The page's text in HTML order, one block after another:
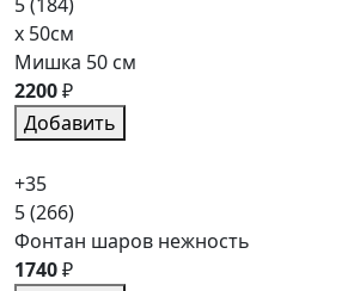
x 50см
Мишка 50 см
2200₽
Добавить
+35
5(266)
Фонтан шаров нежность
1740₽